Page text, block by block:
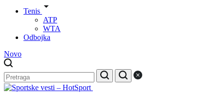
Tenis
ATP
WTA
Odbojka
Novo